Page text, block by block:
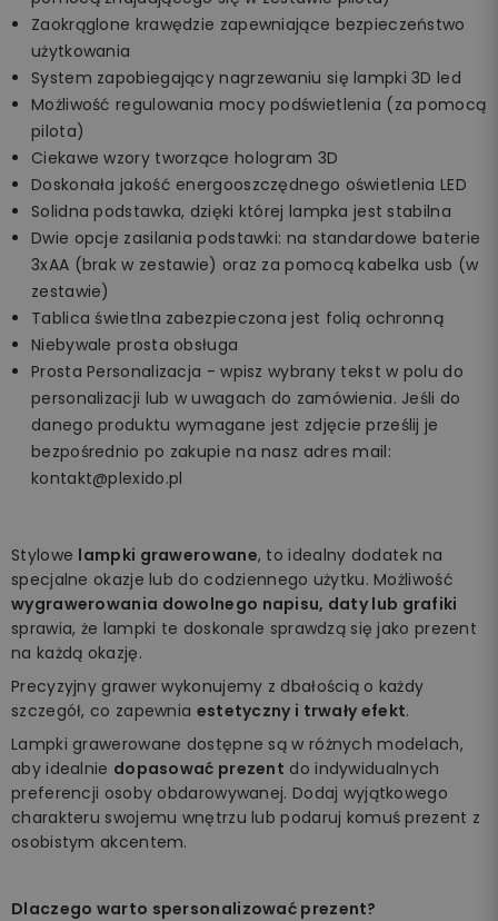
Zaokrąglone krawędzie zapewniające bezpieczeństwo
użytkowania
System zapobiegający nagrzewaniu się lampki 3D led
Możliwość regulowania mocy podświetlenia (za pomocą
pilota)
Ciekawe wzory tworzące hologram 3D
Doskonała jakość energooszczędnego oświetlenia LED
Solidna podstawka, dzięki której lampka jest stabilna
Dwie opcje zasilania podstawki: na standardowe baterie
3xAA (brak w zestawie) oraz za pomocą kabelka usb (w
zestawie)
Tablica świetlna zabezpieczona jest folią ochronną
Niebywale prosta obsługa
Prosta Personalizacja - wpisz wybrany tekst w polu do
personalizacji lub w uwagach do zamówienia. Jeśli do
danego produktu wymagane jest zdjęcie prześlij je
bezpośrednio po zakupie na nasz adres mail:
kontakt@plexido.pl
Stylowe lampki grawerowane, to idealny dodatek na
specjalne okazje lub do codziennego użytku. Możliwość
wygrawerowania dowolnego napisu, daty lub grafiki
sprawia, że lampki te doskonale sprawdzą się jako prezent
na każdą okazję.
Precyzyjny grawer wykonujemy z dbałością o każdy
szczegół, co zapewnia estetyczny i trwały efekt.
Lampki grawerowane dostępne są w różnych modelach,
aby idealnie dopasować prezent do indywidualnych
preferencji osoby obdarowywanej. Dodaj wyjątkowego
charakteru swojemu wnętrzu lub podaruj komuś prezent z
osobistym akcentem.
Dlaczego warto spersonalizować prezent?